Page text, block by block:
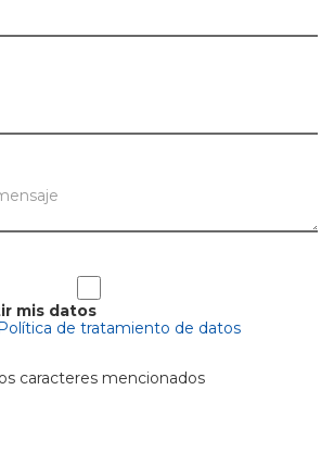
mis datos
de tratamiento de datos
caracteres mencionados